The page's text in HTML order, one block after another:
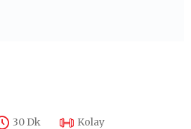
30 Dk Kolay